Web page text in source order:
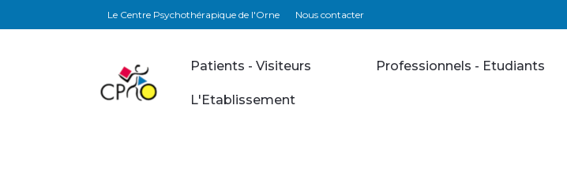
Le Centre Psychothérapique de l'Orne Nous contacter
Patients - Visiteurs Professionnels - Etudiants
L'Etablissement